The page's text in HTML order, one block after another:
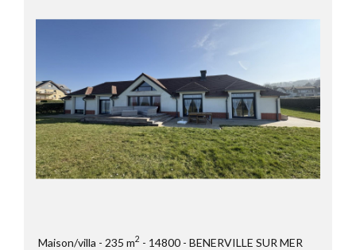
Maison/villa 235 m2 14800 BENERVILLE SUR MER